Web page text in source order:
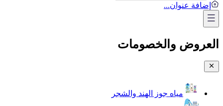
إضافة عنوان...
العروض والخصومات
مياه جوز الهند والشجر